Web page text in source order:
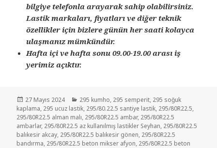
bilgiye telefonla arayarak sahip olabilirsiniz.
Lastik markaları, fiyatları ve diğer teknik
özellikler için bizlere günün her saati kolayca
ulaşmanız mümkündür.
Hafta içi ve hafta sonu 09.00-19.00 arası iş
yerimiz açıktır.
Yayın
tarihi
27 Mayıs 2024 Kategoriler
295 kumho, 295 semperit, 295 soğuk
kaplama, 295 ucuz lastik, 295/80.22.5 santiye lastik, 295/80R22.5,
295/80R22.5 alman malı, 295/80R22.5 ambar, 295/80R22.5
ambarlar, 295/80R22.5 az kullanılmış lastikler Seyhan, 295/80R22.5
balıkesir akcay, 295/80R22.5 balıkesir gönen, 295/80R22.5
bandırma, 295/80R22.5 beton mikser afyon, 295/80R22.5 beton